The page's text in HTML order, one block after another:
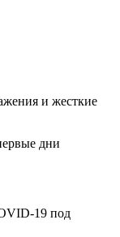
и жесткие
дни
19 под